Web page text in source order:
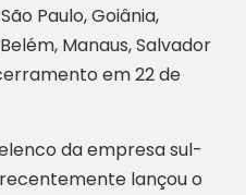
Paulo, Goiânia,
Manaus, Salvador
em 22 de
da empresa sul-
lançou o